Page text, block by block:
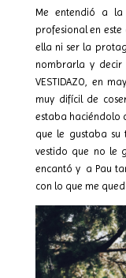
Me entendió a
profesional en
ella ni ser la
nombrarla y
VESTIDAZO, en
muy difícil de
estaba haciéndolo
que le gustaba su
vestido que no le
encantó y a Pau
con lo que me